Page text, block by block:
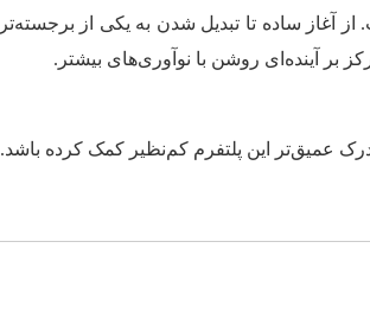
آینده‌ای روشن با نوآوری‌های بیشتر.
عمیق‌تر این پلتفرم کم‌نظیر کمک کرده باشد.